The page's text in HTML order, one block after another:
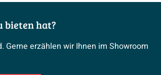
bieten hat?
Gerne erzählen wir Ihnen im Showroom